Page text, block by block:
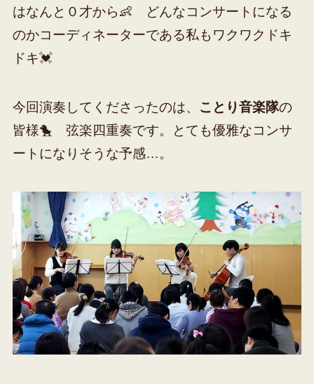
はなんと０才から👶 どんなコンサートになる
のかコーディネーターである私もワクワクドキ
ドキ💓
今回演奏してくださったのは、 ことり音楽隊の
皆様🐤 弦楽四重奏です。とても優雅なコンサ
ートになりそうな予感…。